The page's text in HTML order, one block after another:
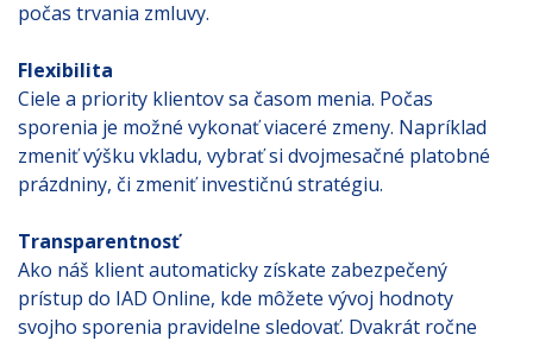
počas trvania zmluvy.
Flexibilita
Ciele a priority klientov sa časom menia. Počas
sporenia je možné vykonať viaceré zmeny. Napríklad
zmeniť výšku vkladu, vybrať si dvojmesačné platobné
prázdniny, či zmeniť investičnú stratégiu.
Transparentnosť
Ako náš klient automaticky získate zabezpečený
prístup do IAD Online, kde môžete vývoj hodnoty
svojho sporenia pravidelne sledovať. Dvakrát ročne